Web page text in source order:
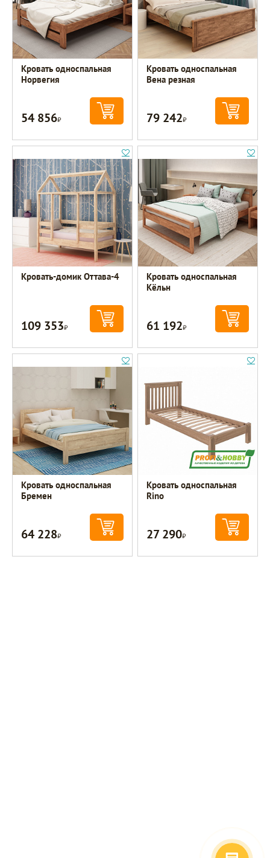
Кровать односпальная
Норвегия
54 856Р
Кровать односпальная
Вена резная
79 242Р
Кровать-домик Оттава-4
109 353Р
Кровать односпальная
Кёльн
61 192Р
Кровать односпальная
Бремен
64 228Р
Кровать односпальная
Rino
27 290Р